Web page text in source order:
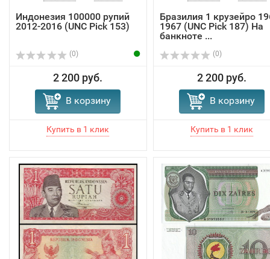
Индонезия 100000 рупий
2012-2016 (UNC Pick 153)
(0)
2 200 руб.
В корзину
Бразилия 1 крузейро
1967 (UNC Pick 187) На
банкноте ...
(0)
2 200 руб.
В корзину